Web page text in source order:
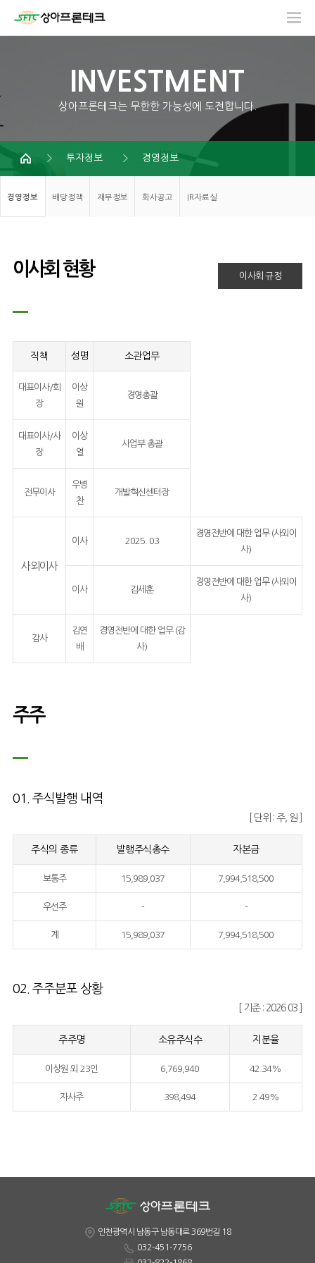
INVESTMENT
상아프론테크는 무한한 가능성에 도전합니다.
투자정보 경영정보
경영정보 배당정책 재무정보 회사공고 IR자료실
이사회 현황 이사회 규정
직책 성명 소관업무
대표이사/회
장
이상
원
경영총괄
대표이사/사
장
이상
열
사업부 총괄
전무이사
우병
찬
개발혁신센터장
사외이사
이사 2025. 03
경영전반에 대한 업무 (사외이
사)
이사 김세훈
경영전반에 대한 업무 (사외이
사)
감사
김연
배
경영전반에 대한 업무 (감
사)
주주
01. 주식발행 내역
[ 단위 : 주, 원 ]
주식의 종류 발행주식총수 자본금
보통주 15,989,037 7,994,518,500
우선주 - -
계 15,989,037 7,994,518,500
02. 주주분포 상황
[ 기준 : 2026.03 ]
주주명 소유주식수 지분율
이상원 외 23인 6,769,940 42.34%
자사주 398,494 2.49%
인천광역시 남동구 남동대로 369번길 18
032-451-7756